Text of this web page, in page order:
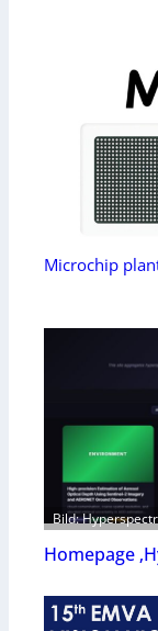
Microchip
Bild:
Homepage